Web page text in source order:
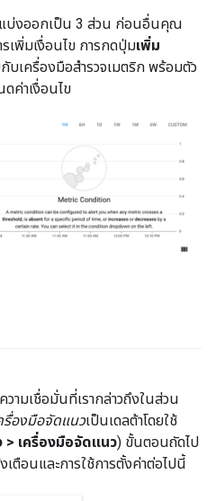
แบ่งออกเป็น 3 ส่วน ก่อนอื่นคุณ
เพิ่มเงื่อนไข การกดปุ่มเพิ่ม
บเครื่องมือสํารวจเมตริก พร้อมตัว
ค่าเงื่อนไข
วามเชื่อมั่นที่เรากล่าวถึงในส่วน
รื่องมือจัดแนวเป็นเดลต้าโดยใช้
เครื่องมือจัดแนว) ขั้นตอนถัดไป
ตือนและการใช้การตั้งค่าต่อไปนี้